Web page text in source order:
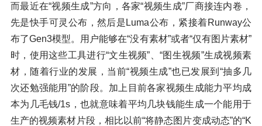
而最近在“视频生成”方向，各家“视频生成”厂商接连内卷，
先是快手可灵公布，然后是Luma公布，紧接着Runway公
布了Gen3模型。用户能够在“没有素材”或者“仅有图片素材”
时，使用这些工具进行“文生视频”、“图生视频”生成视频素
材，随着行业的发展，当前“视频生成”也已发展到“抽多几
次还勉强能用”的阶段。加上目前各家视频生成能力平均成
本为几毛钱/1s，也就意味着平均几块钱能生成一个能用于
生产的视频素材片段，相比以前“将静态图片变成动态”的“K